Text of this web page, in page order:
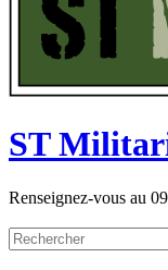
STM
Renseignez-vous au